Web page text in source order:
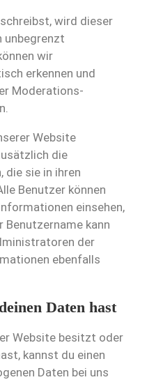
wird dieser
unbegrenzt
wir
erkennen und
Moderations-
Website
die
die sie in ihren
Benutzer können
einsehen,
Benutzername kann
der
ebenfalls
Daten hast
Website besitzt oder
kannst du einen
Daten bei uns